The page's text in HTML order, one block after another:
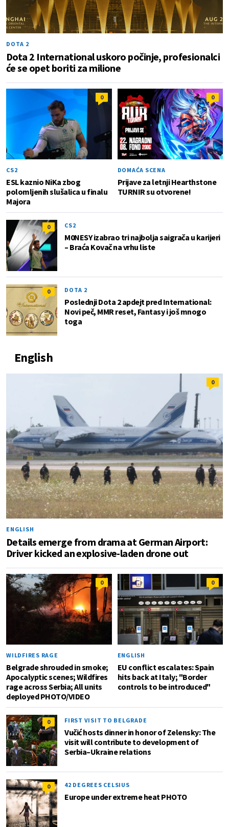
DOTA 2
Dota 2 International uskoro počinje, profesionalci
će se opet boriti za milione
0
CS2
ESL kaznio NiKa zbog
polomljenih slušalica u finalu
Majora
0
DOMAĆA SCENA
Prijave za letnji Hearthstone
TURNIR su otvorene!
0 CS2
M0NESY izabrao tri najbolja saigrača u karijeri
– Braća Kovač na vrhu liste
0 DOTA 2
Poslednji Dota 2 apdejt pred International:
Novi peč, MMR reset, Fantasy i još mnogo
toga
English
0
ENGLISH
Details emerge from drama at German Airport:
Driver kicked an explosive-laden drone out
0
WILDFIRES RAGE
Belgrade shrouded in smoke;
Apocalyptic scenes; Wildfires
rage across Serbia; All units
deployed PHOTO/VIDEO
0
ENGLISH
EU conflict escalates: Spain
hits back at Italy; "Border
controls to be introduced"
0 FIRST VISIT TO BELGRADE
Vučić hosts dinner in honor of Zelensky: The
visit will contribute to development of
Serbia–Ukraine relations
0 42 DEGREES CELSIUS
Europe under extreme heat PHOTO